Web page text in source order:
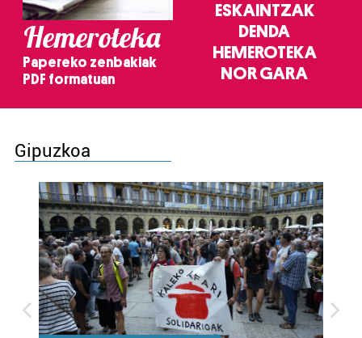
Hemeroteka
Papereko zenbakiak
PDF formatuan
ESKAINTZAK
DENDA
HEMEROTEKA
NOR GARA
Gipuzkoa